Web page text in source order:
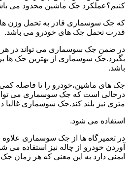
کنیم؟عملکرد جک ماشین محدود می
که جک سوسماری قادر به تحمل وزن
قدرت تحمل جک های خودرو می باشد.
در ضمن جک سوسماری می تواند در هر
باشد.
جک های ماشین،خودرو را تا فاصله کمی
متری نیز بلند کند.جک سوسماری غالبا
استفاده می شود.
در تعمیرگاه ها از جک سوسماری علاوه
آوردن خودرو از چاله نیز استفاده
ایمنی دارد به این معنی که هر زمان